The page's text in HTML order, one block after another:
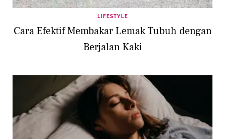
LIFESTYLE
Cara Efektif Membakar Lemak Tubuh dengan
Berjalan Kaki